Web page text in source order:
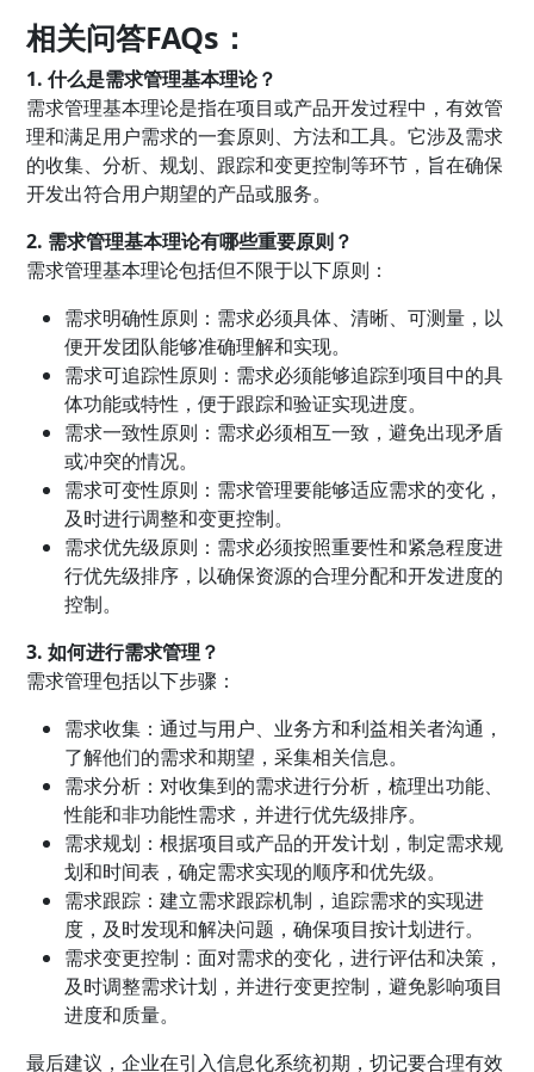
相关问答FAQs：
1. 什么是需求管理基本理论？
需求管理基本理论是指在项目或产品开发过程中，有效管
理和满足用户需求的一套原则、方法和工具。它涉及需求
的收集、分析、规划、跟踪和变更控制等环节，旨在确保
开发出符合用户期望的产品或服务。
2. 需求管理基本理论有哪些重要原则？
需求管理基本理论包括但不限于以下原则：
需求明确性原则：需求必须具体、清晰、可测量，以
便开发团队能够准确理解和实现。
需求可追踪性原则：需求必须能够追踪到项目中的具
体功能或特性，便于跟踪和验证实现进度。
需求一致性原则：需求必须相互一致，避免出现矛盾
或冲突的情况。
需求可变性原则：需求管理要能够适应需求的变化，
及时进行调整和变更控制。
需求优先级原则：需求必须按照重要性和紧急程度进
行优先级排序，以确保资源的合理分配和开发进度的
控制。
3. 如何进行需求管理？
需求管理包括以下步骤：
需求收集：通过与用户、业务方和利益相关者沟通，
了解他们的需求和期望，采集相关信息。
需求分析：对收集到的需求进行分析，梳理出功能、
性能和非功能性需求，并进行优先级排序。
需求规划：根据项目或产品的开发计划，制定需求规
划和时间表，确定需求实现的顺序和优先级。
需求跟踪：建立需求跟踪机制，追踪需求的实现进
度，及时发现和解决问题，确保项目按计划进行。
需求变更控制：面对需求的变化，进行评估和决策，
及时调整需求计划，并进行变更控制，避免影响项目
进度和质量。
最后建议，企业在引入信息化系统初期，切记要合理有效